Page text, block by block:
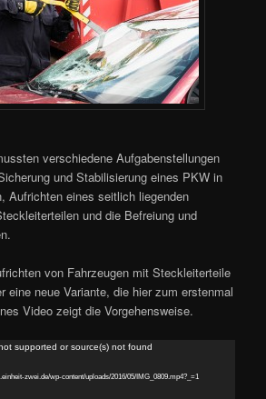
verschiedene Aufgabenstellungen
und Stabilisierung eines PKW in
Aufrichten eines seitlich liegenden
und die Befreiung und
von Fahrzeugen mit Steckleiterteile
eine neue Variante, die hier zum erstenmal
Video zeigt die Vorgehensweise.
supported or source(s) not found
zwei.de/wp-content/uploads/2016/05/IMG_0809.mp4?_=1